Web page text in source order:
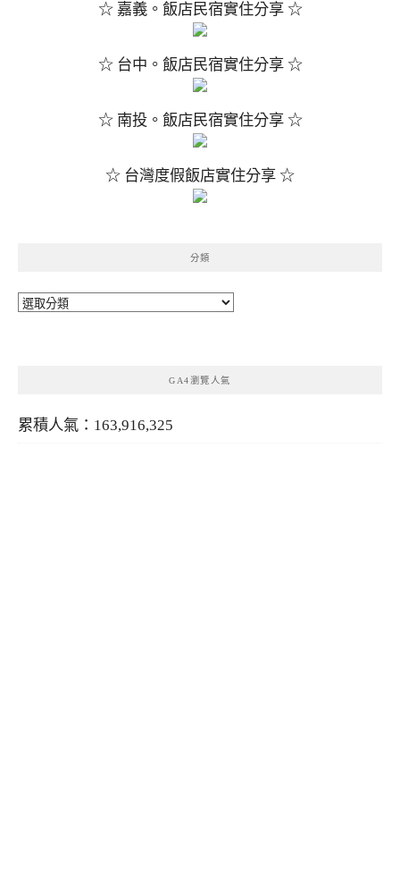
☆ 嘉義。飯店民宿實住分享 ☆
☆ 台中。飯店民宿實住分享 ☆
☆ 南投。飯店民宿實住分享 ☆
☆ 台灣度假飯店實住分享 ☆
分類
分
GA4瀏覽人氣
累積人氣：163,916,325